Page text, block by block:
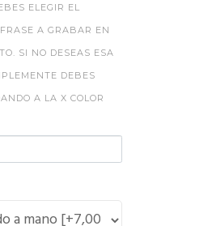
ELEGIR EL
A GRABAR EN
SI NO DESEAS ESA
DEBES
A LA X COLOR